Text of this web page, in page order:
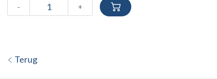
- +
Terug